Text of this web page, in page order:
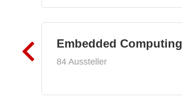
Embedded Computing
84 Aussteller